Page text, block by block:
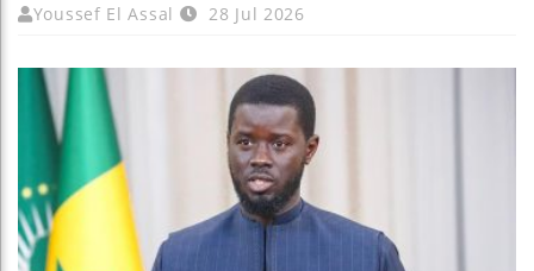
Youssef El Assal 28 Jul 2026